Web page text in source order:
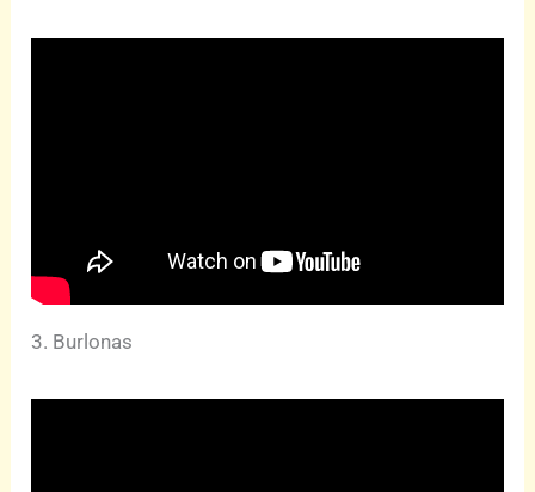
3. Burlonas